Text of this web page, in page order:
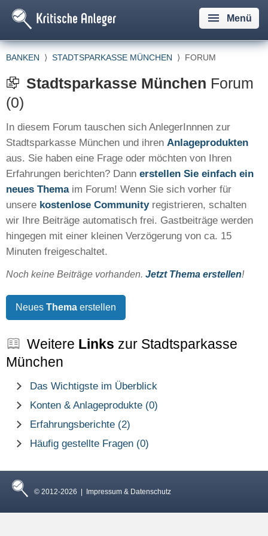
Menü
BANKEN ⟩ STADTSPARKASSE MÜNCHEN ⟩ FORUM
Stadtsparkasse München Forum
(0)
In diesem Forum tauschen sich AnlegerInnnen zur
Stadtsparkasse München und ihren Anlageprodukten
aus. Sie haben eine Frage oder möchten von Ihren
Erfahrungen berichten? Dann erstellen Sie einfach ein
neues Themaim Forum! Wenn Sie sich vorher für
unsere kostenlose Communityregistrieren, schalten
wir Ihre Beiträge automatisch frei. Gastbeiträge werden
hingegen mit einer kleinen Verzögerung von ca. 15
Minuten freigeschaltet.
Noch keine Beiträge vorhanden. Jetzt Thema erstellen!
Neues Thema erstellen
Weitere Links zur Stadtsparkasse
München
Das Wichtigste im Überblick
Konten & Anlageprodukte (0)
Erfahrungsberichte (2)
Häufig gestellte Fragen (0)
© 2012-2026 | Impressum & Datenschutz